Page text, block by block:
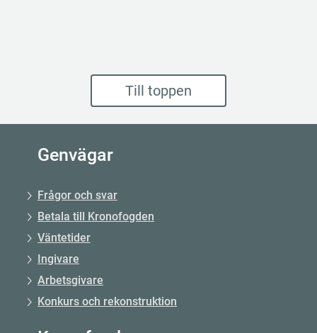
Till toppen
Genvägar
Frågor och svar
Betala till Kronofogden
Väntetider
Ingivare
Arbetsgivare
Konkurs och rekonstruktion